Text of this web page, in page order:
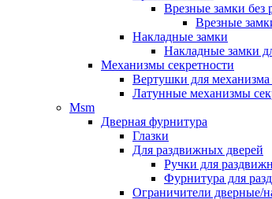
Врезные замки без
Врезные
Накладные замки
Накладные замки
Механизмы секретности
Вертушки для механизма
Латунные механизмы
Msm
Дверная фурнитура
Глазки
Для раздвижных дверей
Ручки для
Фурнитура для
Ограничители дверные/